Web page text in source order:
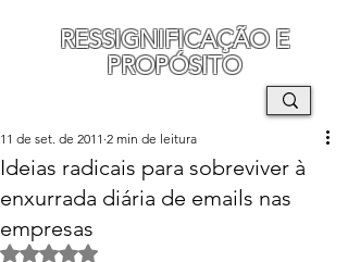
RESSIGNIFICAÇÃO E
PROPÓSITO
Ideias radicais para sobreviver à
enxurrada diária de emails nas
empresas
11 de set. de 2011 2 min de leitura
Avaliado com NaN de 5 estrelas.